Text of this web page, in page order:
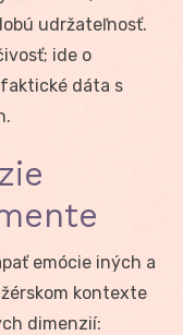
udržateľnosť.
ide o
dáta s
emócie iných a
kontexte
dimenzií: